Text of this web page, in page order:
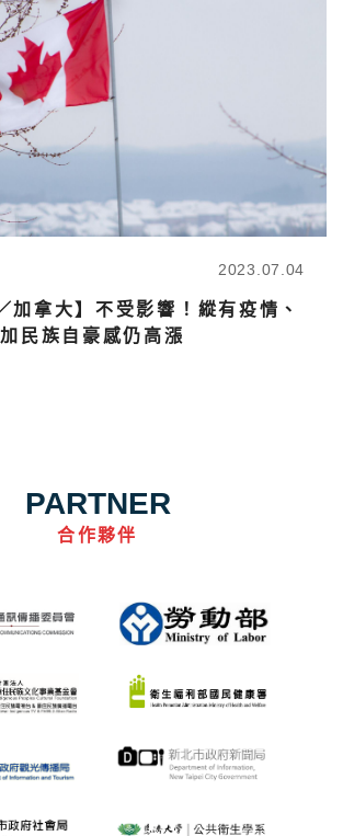
2023.07.04
加拿大】不受影響！縱有疫情、
民族自豪感仍高漲
PARTNER
合作夥伴